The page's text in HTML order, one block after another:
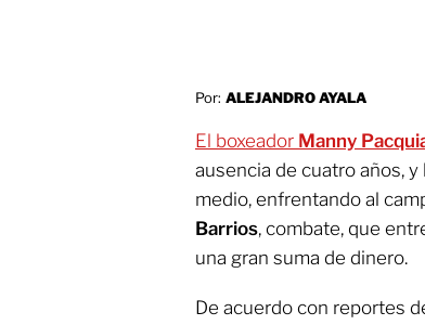
Por: ALEJANDRO AYALA
El boxeador Manny
ausencia de cuatro años,
medio, enfrentando al
Barrios, combate, que
una gran suma de dinero.
De acuerdo con reportes